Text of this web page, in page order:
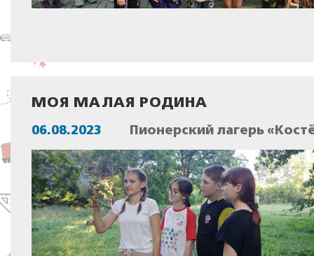
МОЯ МАЛАЯ РОДИНА
06.08.2023 Пионерский лагерь